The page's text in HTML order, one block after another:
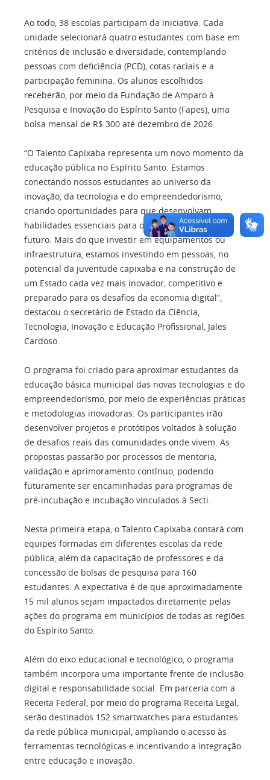
Ao todo, 38 escolas participam da iniciativa. Cada
unidade selecionará quatro estudantes com base em
critérios de inclusão e diversidade, contemplando
pessoas com deficiência (PCD), cotas raciais e a
participação feminina. Os alunos escolhidos
receberão, por meio da Fundação de Amparo à
Pesquisa e Inovação do Espírito Santo (Fapes), uma
bolsa mensal de R$ 300 até dezembro de 2026.
“O Talento Capixaba representa um novo momento da
educação pública no Espírito Santo. Estamos
conectando nossos estudantes ao universo da
inovação, da tecnologia e do empreendedorismo,
criando oportunidades para que desenvolvam
habilidades essenciais para o presente e para o
futuro. Mais do que investir em equipamentos ou
infraestrutura, estamos investindo em pessoas, no
potencial da juventude capixaba e na construção de
um Estado cada vez mais inovador, competitivo e
preparado para os desafios da economia digital”,
destacou o secretário de Estado da Ciência,
Tecnologia, Inovação e Educação Profissional, Jales
Cardoso.
O programa foi criado para aproximar estudantes da
educação básica municipal das novas tecnologias e do
empreendedorismo, por meio de experiências práticas
e metodologias inovadoras. Os participantes irão
desenvolver projetos e protótipos voltados à solução
de desafios reais das comunidades onde vivem. As
propostas passarão por processos de mentoria,
validação e aprimoramento contínuo, podendo
futuramente ser encaminhadas para programas de
pré-incubação e incubação vinculados à Secti.
Nesta primeira etapa, o Talento Capixaba contará com
equipes formadas em diferentes escolas da rede
pública, além da capacitação de professores e da
concessão de bolsas de pesquisa para 160
estudantes. A expectativa é de que aproximadamente
15 mil alunos sejam impactados diretamente pelas
ações do programa em municípios de todas as regiões
do Espírito Santo.
Além do eixo educacional e tecnológico, o programa
também incorpora uma importante frente de inclusão
digital e responsabilidade social. Em parceria com a
Receita Federal, por meio do programa Receita Legal,
serão destinados 152 smartwatches para estudantes
da rede pública municipal, ampliando o acesso às
ferramentas tecnológicas e incentivando a integração
entre educação e inovação.